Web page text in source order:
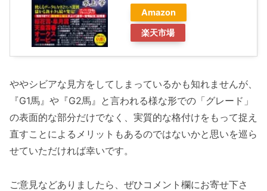
Amazon
楽天市場
ややシビアな見方をしてしまっているかも知れませんが、
『G1馬』や『G2馬』と言われる様な形での「グレード」
の表面的な部分だけでなく、実質的な格付けをもって捉え
直すことによるメリットもあるのではないかと思いを巡ら
せていただければ幸いです。
ご意見などありましたら、ぜひコメント欄にお寄せ下さ